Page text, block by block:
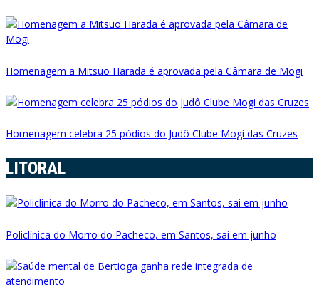
Homenagem a Mitsuo Harada é aprovada pela Câmara de Mogi
Homenagem celebra 25 pódios do Judô Clube Mogi das Cruzes
LITORAL
Policlínica do Morro do Pacheco, em Santos, sai em junho